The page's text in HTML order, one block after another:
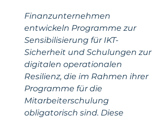
Finanzunternehmen
entwickeln Programme zur
Sensibilisierung für IKT-
Sicherheit und Schulungen zur
digitalen operationalen
Resilienz, die im Rahmen ihrer
Programme für die
Mitarbeiterschulung
obligatorisch sind. Diese